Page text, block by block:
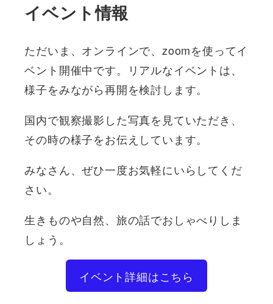
イベント情報
ただいま、オンラインで、zoomを使ってイ
ベント開催中です。リアルなイベントは、
様子をみながら再開を検討します。
国内で観察撮影した写真を見ていただき、
その時の様子をお伝えしています。
みなさん、ぜひ一度お気軽にいらしてくだ
さい。
生きものや自然、旅の話でおしゃべりしま
しょう。
イベント詳細はこちら